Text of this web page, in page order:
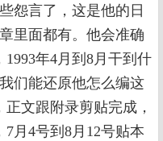
怨言了，这是他的日
里面都有。他会准确
年4月到8月干到什
们能还原他怎么编这
文跟附录剪贴完成，
月4号到8月12号贴本